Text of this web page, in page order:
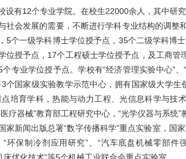
有12个专业学院。在校生22000余人，其中研究
社会发展的需要，不断进行学科专业结构的调整
5个一级学科博士学位授予点，35个二级学科博
位授予点，17个工程硕士学位授予点，及工商管
专业学位授予点。学校有“经济管理实验中心”
3个国家级实验教学示范中心，拥有国家级大学
点培育学科，热能与动力工程、光信息科学与技
疗器械”教育部工程研究中心，“光学仪器与系统
家新闻出版总署“数字传播科学”重点实验室，国
“环保制冷剂应用研究”、“汽车底盘机械零部件